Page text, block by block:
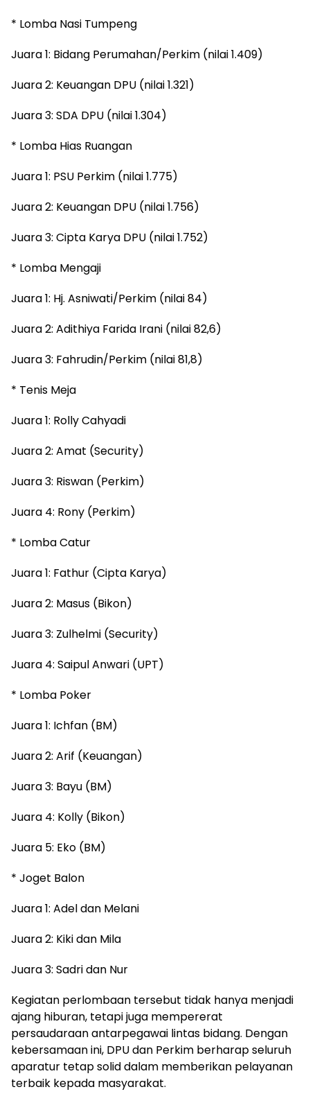
* Lomba Nasi Tumpeng
Juara 1: Bidang Perumahan/Perkim (nilai 1.409)
Juara 2: Keuangan DPU (nilai 1.321)
Juara 3: SDA DPU (nilai 1.304)
* Lomba Hias Ruangan
Juara 1: PSU Perkim (nilai 1.775)
Juara 2: Keuangan DPU (nilai 1.756)
Juara 3: Cipta Karya DPU (nilai 1.752)
* Lomba Mengaji
Juara 1: Hj. Asniwati/Perkim (nilai 84)
Juara 2: Adithiya Farida Irani (nilai 82,6)
Juara 3: Fahrudin/Perkim (nilai 81,8)
* Tenis Meja
Juara 1: Rolly Cahyadi
Juara 2: Amat (Security)
Juara 3: Riswan (Perkim)
Juara 4: Rony (Perkim)
* Lomba Catur
Juara 1: Fathur (Cipta Karya)
Juara 2: Masus (Bikon)
Juara 3: Zulhelmi (Security)
Juara 4: Saipul Anwari (UPT)
* Lomba Poker
Juara 1: Ichfan (BM)
Juara 2: Arif (Keuangan)
Juara 3: Bayu (BM)
Juara 4: Kolly (Bikon)
Juara 5: Eko (BM)
* Joget Balon
Juara 1: Adel dan Melani
Juara 2: Kiki dan Mila
Juara 3: Sadri dan Nur
Kegiatan perlombaan tersebut tidak hanya menjadi
ajang hiburan, tetapi juga mempererat
persaudaraan antarpegawai lintas bidang. Dengan
kebersamaan ini, DPU dan Perkim berharap seluruh
aparatur tetap solid dalam memberikan pelayanan
terbaik kepada masyarakat.